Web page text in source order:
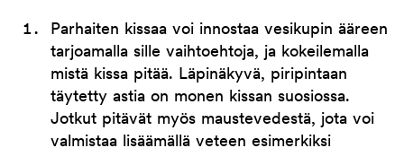
Parhaiten kissaa voi innostaa vesikupin ääreen
tarjoamalla sille vaihtoehtoja, ja kokeilemalla
mistä kissa pitää. Läpinäkyvä, piripintaan
täytetty astia on monen kissan suosiossa.
Jotkut pitävät myös maustevedestä, jota voi
valmistaa lisäämällä veteen esimerkiksi